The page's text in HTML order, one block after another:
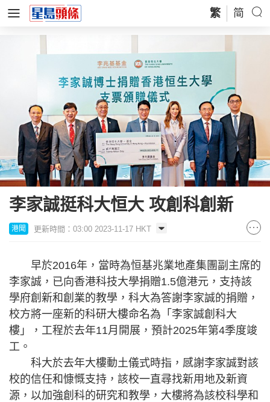
繁 简
李家誠挺科大恒大 攻創科創新
港聞 更新時間：03:00 2023-11-17 HKT
早於2016年，當時為恒基兆業地產集團副主席的
李家誠，已向香港科技大學捐贈1.5億港元，支持該
學府創新和創業的教學，科大為答謝李家誠的捐贈，
校方將一座新的科研大樓命名為「李家誠創科大
樓」，工程於去年11月開展，預計2025年第4季度竣
工。
科大於去年大樓動土儀式時指，感謝李家誠對該
校的信任和慷慨支持，該校一直尋找新用地及新資
源，以加強創科的研究和教學，大樓將為該校科學和